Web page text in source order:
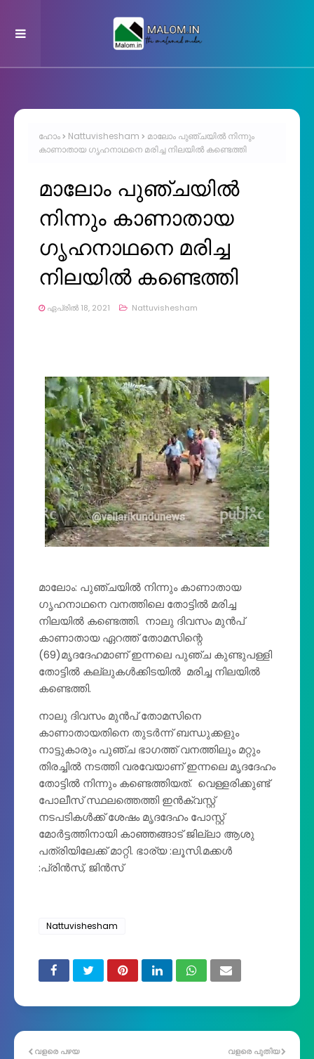
ഹോം Nattuvishesham
മാലോം പുഞ്ചയിൽ നിന്നും
കാണാതായ ഗൃഹനാഥനെ മരിച്ച നിലയിൽ കണ്ടെത്തി
മാലോം പുഞ്ചയിൽ
നിന്നും കാണാതായ
ഗൃഹനാഥനെ മരിച്ച
നിലയിൽ കണ്ടെത്തി
ഏപ്രിൽ 18, 2021 Nattuvishesham
മാലോം: പുഞ്ചയിൽ നിന്നും കാണാതായ
ഗൃഹനാഥനെ വനത്തിലെ തോട്ടിൽ മരിച്ച
നിലയിൽ കണ്ടെത്തി. നാലു ദിവസം മുൻപ്
കാണാതായ ഏറത്ത് തോമസിന്റെ
(69)മൃദദേഹമാണ് ഇന്നലെ പുഞ്ച കുണ്ടുപള്ളി
തോട്ടിൽ കല്ലുകൾക്കിടയിൽ മരിച്ച നിലയിൽ
കണ്ടെത്തി.
നാലു ദിവസം മുൻപ് തോമസിനെ
കാണാതായതിനെ തുടർന്ന് ബന്ധുക്കളും
നാട്ടുകാരും പുഞ്ച ഭാഗത്ത് വനത്തിലും മറ്റും
തിരച്ചിൽ നടത്തി വരവേയാണ് ഇന്നലെ മൃദദേഹം
തോട്ടിൽ നിന്നും കണ്ടെത്തിയത്. വെള്ളരിക്കുണ്ട്
പോലീസ് സ്ഥലത്തെത്തി ഇൻക്വസ്റ്റ്
നടപടികൾക്ക് ശേഷം മൃദദേഹം പോസ്റ്റ്
മോർട്ടത്തിനായി കാഞ്ഞങ്ങാട് ജില്ലാ ആശു
പത്രിയിലേക്ക് മാറ്റി. ഭാര്യ :ലൂസി.മക്കൾ
:പ്രിൻസ്, ജിൻസ്
Nattuvishesham
വളരെ പുതിയ
വളരെ പഴയ